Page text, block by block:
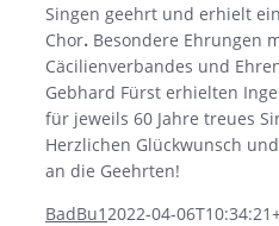
Singen geehrt und erhielt
Chor. Besondere Ehrungen
Cäcilienverbandes und
Gebhard Fürst erhielten
für jeweils 60 Jahre treues
Herzlichen Glückwunsch
an die Geehrten!
BadBu1 2022-04-